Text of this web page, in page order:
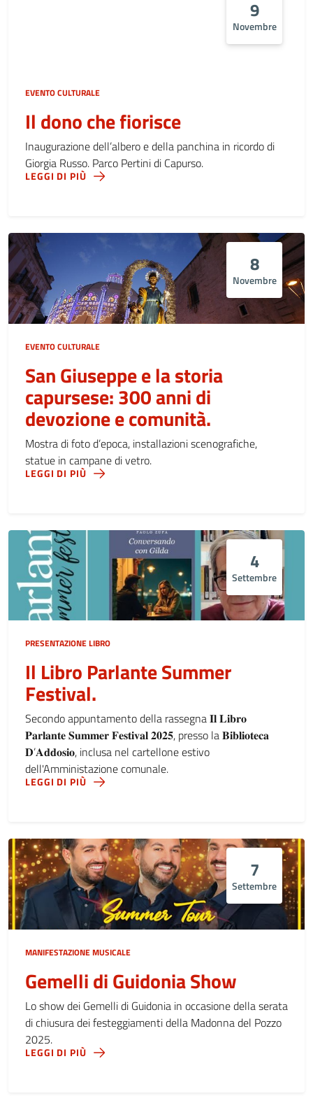
9
Novembre
EVENTO CULTURALE
Il dono che fiorisce
Inaugurazione dell’albero e della panchina in ricordo di
Giorgia Russo. Parco Pertini di Capurso.
LEGGI DI PIÙ
8
Novembre
EVENTO CULTURALE
San Giuseppe e la storia
capursese: 300 anni di
devozione e comunità.
Mostra di foto d’epoca, installazioni scenografiche,
statue in campane di vetro.
LEGGI DI PIÙ
4
Settembre
PRESENTAZIONE LIBRO
Il Libro Parlante Summer
Festival.
Secondo appuntamento della rassegna 𝐈𝐥 𝐋𝐢𝐛𝐫𝐨
𝐏𝐚𝐫𝐥𝐚𝐧𝐭𝐞 𝐒𝐮𝐦𝐦𝐞𝐫 𝐅𝐞𝐬𝐭𝐢𝐯𝐚𝐥 𝟐𝟎𝟐𝟓, presso la 𝐁𝐢𝐛𝐥𝐢𝐨𝐭𝐞𝐜𝐚
𝐃’𝐀𝐝𝐝𝐨𝐬𝐢𝐨, inclusa nel cartellone estivo
dell'Amministazione comunale.
LEGGI DI PIÙ
7
Settembre
MANIFESTAZIONE MUSICALE
Gemelli di Guidonia Show
Lo show dei Gemelli di Guidonia in occasione della serata
di chiusura dei festeggiamenti della Madonna del Pozzo
2025.
LEGGI DI PIÙ